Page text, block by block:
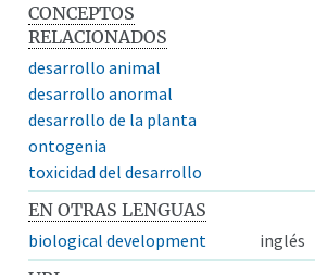
CONCEPTOS
RELACIONADOS
desarrollo animal
desarrollo anormal
desarrollo de la planta
ontogenia
toxicidad del desarrollo
EN OTRAS LENGUAS
biological development
inglés